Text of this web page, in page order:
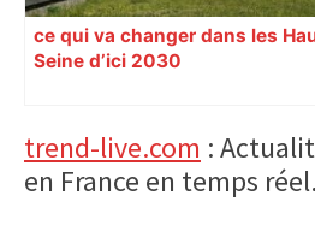
ce qui va changer dans les
Seine d’ici 2030
Primary
Sidebar
trend-live.com :
en France en temps réel.